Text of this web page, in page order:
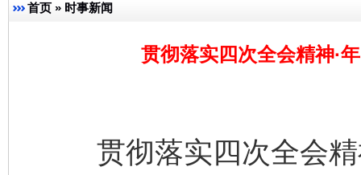
首页 » 时事新闻
贯彻落实四次全会精神·
贯彻落实四次全会精